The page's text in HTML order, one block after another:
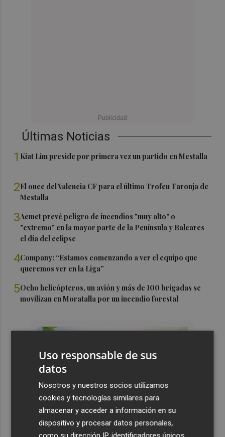
Últimas Noticias
1 Kiat Lim preside por primera vez un partido en Mestalla
2El once del Valencia CF para el último Trofeu Taronja de
Mestalla
3Aemet prevé peligro de incendios "muy alto" o
"extremo" en la mayor parte de la Península y Baleares
el día del eclipse
4Company: “Estamos comenzando a ver el equipo que
queremos ver en la Liga”
5Ocho helicópteros, un avión y más de 100 brigadas se
movilizan en Moratalla por un incendio forestal
Uso responsable de sus
datos
Nosotros y nuestros socios utilizamos
cookies y tecnologías similares para
almacenar y acceder a información en su
dispositivo y procesar datos personales,